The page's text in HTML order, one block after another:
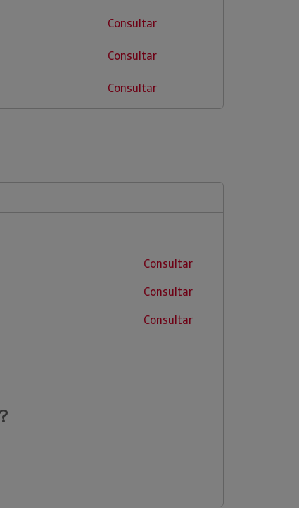
Consultar
Consultar
Consultar
Consultar
Consultar
Consultar